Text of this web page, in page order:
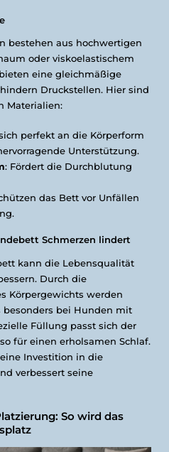
bestehen aus hochwertigen
oder viskoelastischem
eine gleichmäßige
Druckstellen. Hier sind
Materialien:
perfekt an die Körperform
Unterstützung.
: Fördert die Durchblutung
das Bett vor Unfällen
Schmerzen lindert
kann die Lebensqualität
Durch die
Körpergewichts werden
bei Hunden mit
Füllung passt sich der
für einen erholsamen Schlaf.
Investition in die
verbessert seine
So wird das